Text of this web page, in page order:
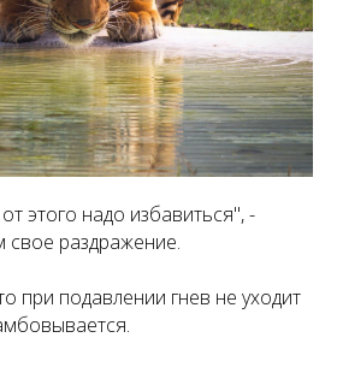
этого надо избавиться", -
раздражение.
при подавлении гнев не уходит